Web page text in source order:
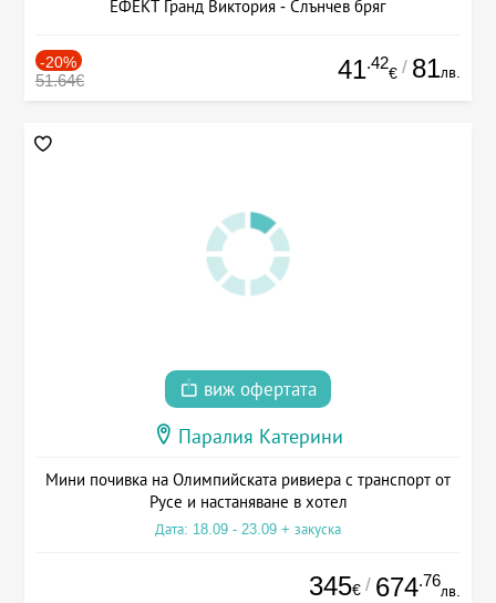
ЕФЕКТ Гранд Виктория - Слънчев бряг
-20%
51.64€ 41.42
€ / 81лв.
виж офертата
Паралия Катерини
Мини почивка на Олимпийската ривиера с транспорт от
Русе и настаняване в хотел
Дата: 18.09 - 23.09 + закуска
345€ / 674.76
лв.